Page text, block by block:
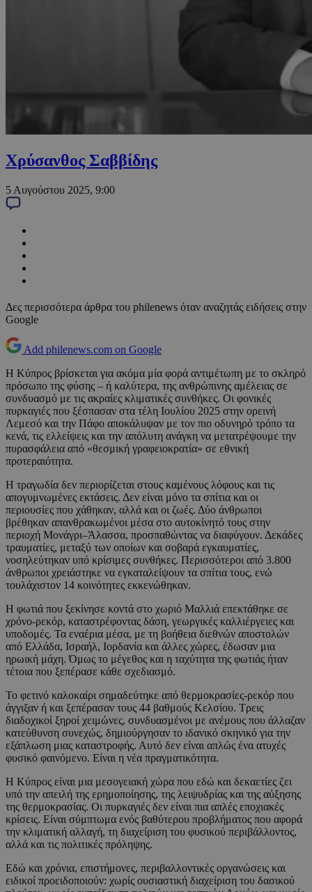
Χρύσανθος Σαββίδης
5 Αυγούστου 2025, 9:00
Δες περισσότερα άρθρα του philenews όταν αναζητάς ειδήσεις στην
Google
Add philenews.com on Google
Η Κύπρος βρίσκεται για ακόμα μία φορά αντιμέτωπη με το σκληρό
πρόσωπο της φύσης – ή καλύτερα, της ανθρώπινης αμέλειας σε
συνδυασμό με τις ακραίες κλιματικές συνθήκες. Οι φονικές
πυρκαγιές που ξέσπασαν στα τέλη Ιουλίου 2025 στην ορεινή
Λεμεσό και την Πάφο αποκάλυψαν με τον πιο οδυνηρό τρόπο τα
κενά, τις ελλείψεις και την απόλυτη ανάγκη να μετατρέψουμε την
πυρασφάλεια από «θεσμική γραφειοκρατία» σε εθνική
προτεραιότητα.
Η τραγωδία δεν περιορίζεται στους καμένους λόφους και τις
απογυμνωμένες εκτάσεις. Δεν είναι μόνο τα σπίτια και οι
περιουσίες που χάθηκαν, αλλά και οι ζωές. Δύο άνθρωποι
βρέθηκαν απανθρακωμένοι μέσα στο αυτοκίνητό τους στην
περιοχή Μονάγρι–Άλασσα, προσπαθώντας να διαφύγουν. Δεκάδες
τραυματίες, μεταξύ των οποίων και σοβαρά εγκαυματίες,
νοσηλεύτηκαν υπό κρίσιμες συνθήκες. Περισσότεροι από 3.800
άνθρωποι χρειάστηκε να εγκαταλείψουν τα σπίτια τους, ενώ
τουλάχιστον 14 κοινότητες εκκενώθηκαν.
Η φωτιά που ξεκίνησε κοντά στο χωριό Μαλλιά επεκτάθηκε σε
χρόνο-ρεκόρ, καταστρέφοντας δάση, γεωργικές καλλιέργειες και
υποδομές. Τα εναέρια μέσα, με τη βοήθεια διεθνών αποστολών
από Ελλάδα, Ισραήλ, Ιορδανία και άλλες χώρες, έδωσαν μια
ηρωική μάχη. Όμως το μέγεθος και η ταχύτητα της φωτιάς ήταν
τέτοια που ξεπέρασε κάθε σχεδιασμό.
Το φετινό καλοκαίρι σημαδεύτηκε από θερμοκρασίες-ρεκόρ που
άγγιξαν ή και ξεπέρασαν τους 44 βαθμούς Κελσίου. Τρεις
διαδοχικοί ξηροί χειμώνες, συνδυασμένοι με ανέμους που άλλαζαν
κατεύθυνση συνεχώς, δημιούργησαν το ιδανικό σκηνικό για την
εξάπλωση μιας καταστροφής. Αυτό δεν είναι απλώς ένα ατυχές
φυσικό φαινόμενο. Είναι η νέα πραγματικότητα.
Η Κύπρος είναι μια μεσογειακή χώρα που εδώ και δεκαετίες ζει
υπό την απειλή της ερημοποίησης, της λειψυδρίας και της αύξησης
της θερμοκρασίας. Οι πυρκαγιές δεν είναι πια απλές εποχιακές
κρίσεις. Είναι σύμπτωμα ενός βαθύτερου προβλήματος που αφορά
την κλιματική αλλαγή, τη διαχείριση του φυσικού περιβάλλοντος,
αλλά και τις πολιτικές πρόληψης.
Εδώ και χρόνια, επιστήμονες, περιβαλλοντικές οργανώσεις και
ειδικοί προειδοποιούν: χωρίς ουσιαστική διαχείριση του δασικού